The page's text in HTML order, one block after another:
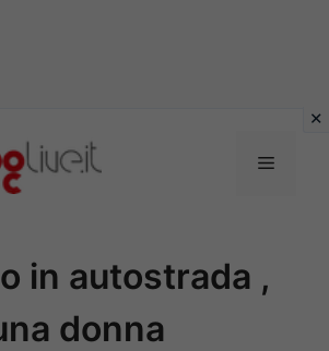
Menu
in autostrada ,
donna